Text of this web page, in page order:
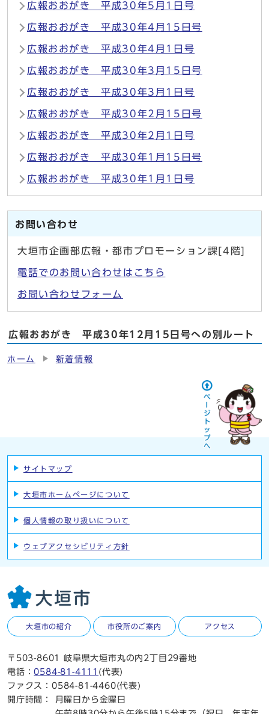
広報おおがき 平成30年5月1日号
広報おおがき 平成30年4月15日号
広報おおがき 平成30年4月1日号
広報おおがき 平成30年3月15日号
広報おおがき 平成30年3月1日号
広報おおがき 平成30年2月15日号
広報おおがき 平成30年2月1日号
広報おおがき 平成30年1月15日号
広報おおがき 平成30年1月1日号
お問い合わせ
大垣市企画部広報・都市プロモーション課[4階]
電話でのお問い合わせはこちら
お問い合わせフォーム
広報おおがき 平成30年12月15日号への別ルート
ホーム 新着情報
サイトマップ
大垣市ホームページについて
個人情報の取り扱いについて
ウェブアクセシビリティ方針
大垣市の紹介 市役所のご案内 アクセス
〒503-8601 岐阜県大垣市丸の内2丁目29番地
電話：0584-81-4111 (代表)
ファクス：0584-81-4460(代表)
開庁時間：
月曜日から金曜日